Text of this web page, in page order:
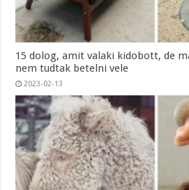
15 dolog, amit valaki kidobott, de
nem tudtak betelni vele
2023-02-13